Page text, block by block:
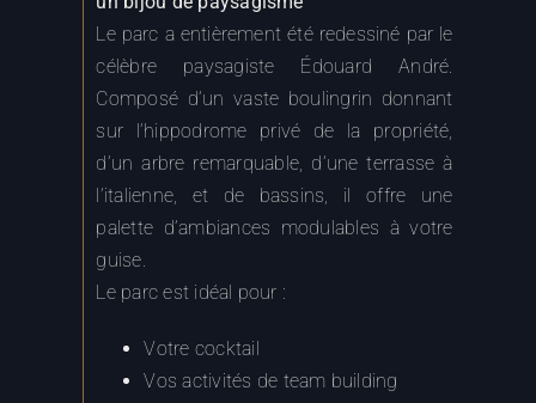
Le parc a entièrement été redessiné par le
célèbre paysagiste Édouard André.
Composé d’un vaste boulingrin donnant
sur l’hippodrome privé de la propriété,
d’un arbre remarquable, d’une terrasse à
l’italienne, et de bassins, il offre une
palette d’ambiances modulables à votre
guise.
Le parc est idéal pour :
Vos activités de team building
Votre photo de groupe (notamment